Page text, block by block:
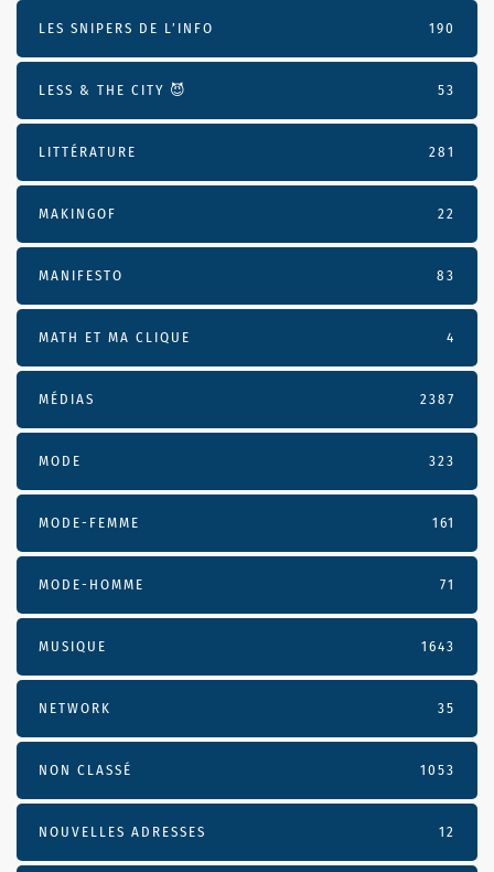
LES SNIPERS DE L’INFO 190
LESS & THE CITY 😈 53
LITTÉRATURE 281
MAKINGOF 22
MANIFESTO 83
MATH ET MA CLIQUE 4
MÉDIAS 2387
MODE 323
MODE-FEMME 161
MODE-HOMME 71
MUSIQUE 1643
NETWORK 35
NON CLASSÉ 1053
NOUVELLES ADRESSES 12